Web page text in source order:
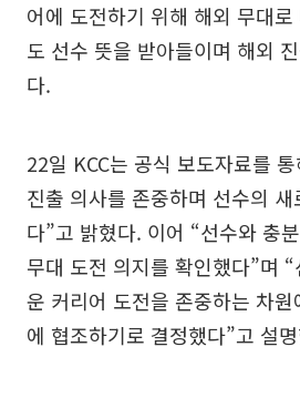
어에 도전하기 위해 해외 무대
도 선수 뜻을 받아들이며 해외
다.
22일 KCC는 공식 보도자료를
진출 의사를 존중하며 선수의
다”고 밝혔다. 이어 “선수와 충
무대 도전 의지를 확인했다”며
운 커리어 도전을 존중하는 차
에 협조하기로 결정했다”고 설